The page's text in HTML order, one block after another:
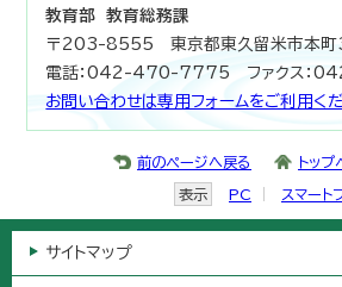
教育部 教育総務課
〒203-8555 東京都東久留米市本町
電話：042-470-7775 ファクス：
お問い合わせは専用フォームをご利用くだ
前のページへ戻る トッ
表示 PC スマート
サイトマップ